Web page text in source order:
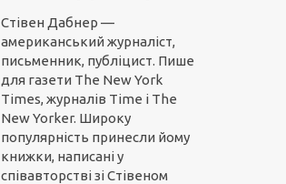
Стівен Дабнер —
американський журналіст,
письменник, публіцист. Пише
для газети The New York
Times, журналів Time і The
New Yorker. Широку
популярність принесли йому
книжки, написані у
співавторстві зі Стівеном